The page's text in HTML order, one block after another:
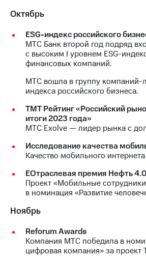
Октябрь
ESG-индекс российского
МТС Банк второй год подряд
с высоким I уровнем ESG-
финансовых компаний.
МТС вошла в группу компаний-
индекса российского бизнеса.
ТМТ Рейтинг «Российский
итоги 2023 года»
МТС Exolve — лидер рынка с
Исследование качества
Качество мобильного
EОтраслевая премия Нефть 4.0
Проект «Мобильные
в номинация «Развитие
Ноябрь
Reforum Awards
Компания МТС победила в
цифровая компания» за проект